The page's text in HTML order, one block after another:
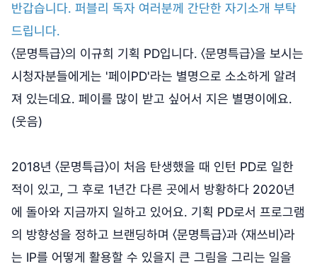
반갑습니다. 퍼블리 독자 여러분께 간단한 자기소개 부탁
드립니다.
〈문명특급〉의 이규희 기획 PD입니다. 〈문명특급〉을 보시는
시청자분들에게는 '페이PD'라는 별명으로 소소하게 알려
져 있는데요. 페이를 많이 받고 싶어서 지은 별명이에요.
(웃음)
2018년 〈문명특급〉이 처음 탄생했을 때 인턴 PD로 일한
적이 있고, 그 후로 1년간 다른 곳에서 방황하다 2020년
에 돌아와 지금까지 일하고 있어요. 기획 PD로서 프로그램
의 방향성을 정하고 브랜딩하며 〈문명특급〉과 〈재쓰비〉라
는 IP를 어떻게 활용할 수 있을지 큰 그림을 그리는 일을